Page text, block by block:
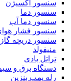
سنسور اکسیژن
سنسور دما
سنسور دما آب
سنسور فشار
سنسور دریچه گاز
منیفولد
تراتل بادی
دستگاه برق و
رله پمپ بنزین